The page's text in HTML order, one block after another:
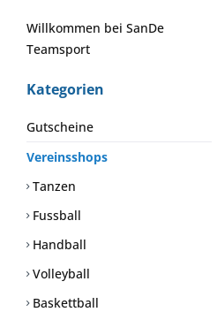
Willkommen bei SanDe
Teamsport
Kategorien
Gutscheine
Vereinsshops
Tanzen
Fussball
Handball
Volleyball
Baskettball